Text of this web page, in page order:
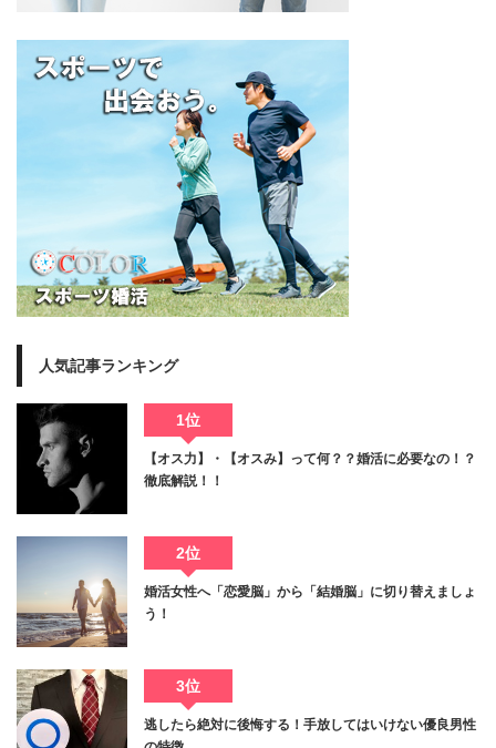
人気記事ランキング
1位
【オス力】・【オスみ】って何？？婚活に必要なの！？
徹底解説！！
2位
婚活女性へ「恋愛脳」から「結婚脳」に切り替えましょ
う！
3位
逃したら絶対に後悔する！手放してはいけない優良男性